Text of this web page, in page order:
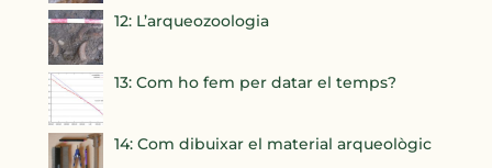
12: L’arqueozoologia
13: Com ho fem per datar el temps?
14: Com dibuixar el material arqueològic